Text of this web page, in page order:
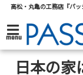
高松・丸亀の工務店『パ
menu
日本の家